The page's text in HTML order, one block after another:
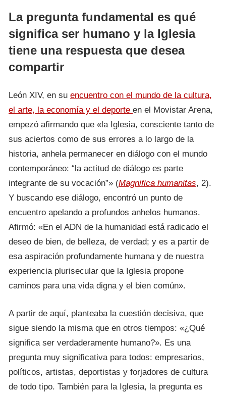
La pregunta fundamental es qué
significa ser humano y la Iglesia
tiene una respuesta que desea
compartir
León XIV, en su encuentro con el mundo de la cultura,
el arte, la economía y el deporte en el Movistar Arena,
empezó afirmando que «la Iglesia, consciente tanto de
sus aciertos como de sus errores a lo largo de la
historia, anhela permanecer en diálogo con el mundo
contemporáneo: “la actitud de diálogo es parte
integrante de su vocación”» (Magnifica humanitas, 2).
Y buscando ese diálogo, encontró un punto de
encuentro apelando a profundos anhelos humanos.
Afirmó: «En el ADN de la humanidad está radicado el
deseo de bien, de belleza, de verdad; y es a partir de
esa aspiración profundamente humana y de nuestra
experiencia plurisecular que la Iglesia propone
caminos para una vida digna y el bien común».
A partir de aquí, planteaba la cuestión decisiva, que
sigue siendo la misma que en otros tiempos: «¿Qué
significa ser verdaderamente humano?». Es una
pregunta muy significativa para todos: empresarios,
políticos, artistas, deportistas y forjadores de cultura
de todo tipo. También para la Iglesia, la pregunta es